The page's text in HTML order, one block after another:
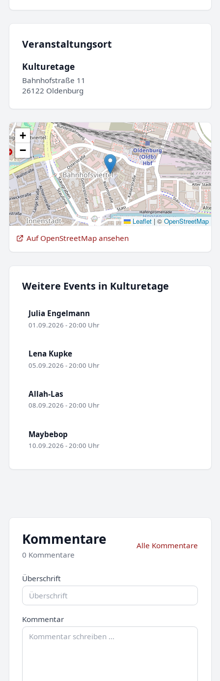
Veranstaltungsort
Kulturetage
Bahnhofstraße 11
26122 Oldenburg
+
−
Leaflet |©OpenStreetMap
Auf OpenStreetMap ansehen
Weitere Events in Kulturetage
Julia Engelmann
01.09.2026 - 20:00 Uhr
Lena Kupke
05.09.2026 - 20:00 Uhr
Allah-Las
08.09.2026 - 20:00 Uhr
Maybebop
10.09.2026 - 20:00 Uhr
Kommentare
0 Kommentare
Alle Kommentare
Überschrift
Kommentar